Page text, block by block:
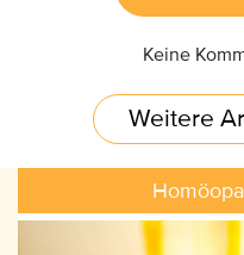
Keine
Weitere